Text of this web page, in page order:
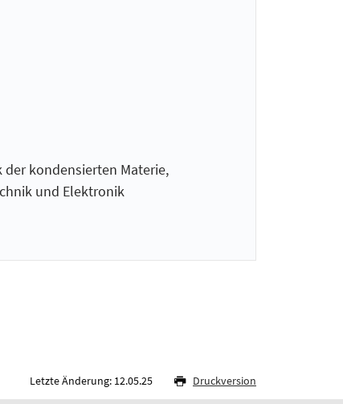
kondensierten Materie,
und Elektronik
Letzte Änderung: 12.05.25 Druckversion